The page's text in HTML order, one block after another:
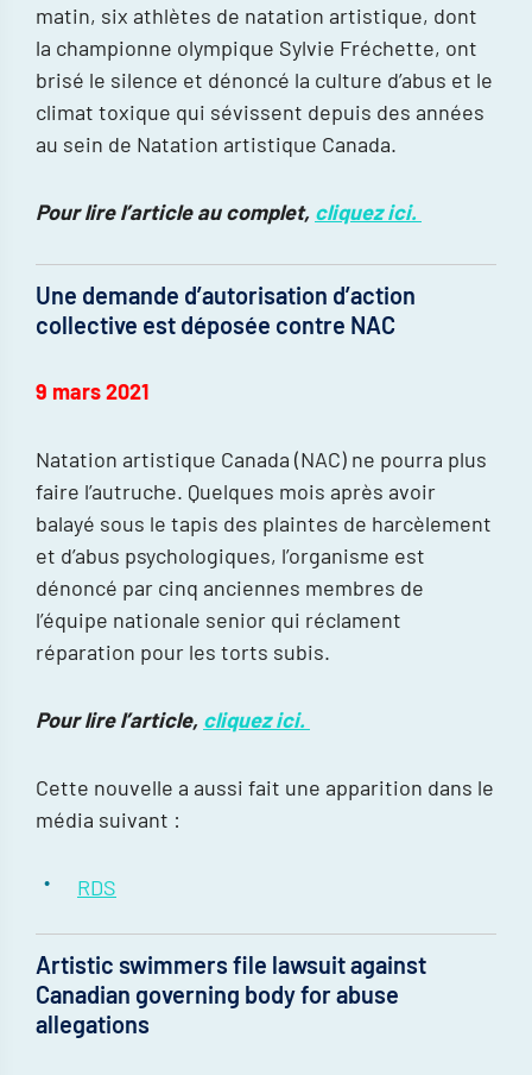
matin, six athlètes de natation artistique, dont
la championne olympique Sylvie Fréchette, ont
brisé le silence et dénoncé la culture d’abus et le
climat toxique qui sévissent depuis des années
au sein de Natation artistique Canada.
Pour lire l’article au complet, cliquez ici.
Une demande d’autorisation d’action
collective est déposée contre NAC
9 mars 2021
Natation artistique Canada (NAC) ne pourra plus
faire l’autruche. Quelques mois après avoir
balayé sous le tapis des plaintes de harcèlement
et d’abus psychologiques, l’organisme est
dénoncé par cinq anciennes membres de
l’équipe nationale senior qui réclament
réparation pour les torts subis.
Pour lire l’article, cliquez ici.
Cette nouvelle a aussi fait une apparition dans le
média suivant :
RDS
Artistic swimmers file lawsuit against
Canadian governing body for abuse
allegations